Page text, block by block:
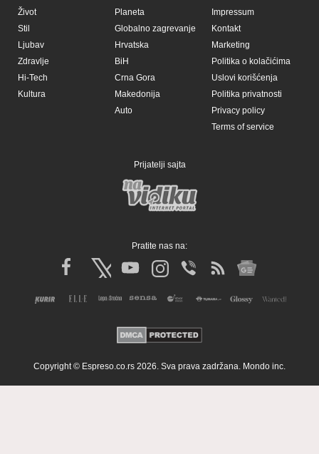
Život
Stil
Ljubav
Zdravlje
Hi-Tech
Kultura
Planeta
Globalno zagrevanje
Hrvatska
BiH
Crna Gora
Makedonija
Auto
Impressum
Kontakt
Marketing
Politika o kolačićima
Uslovi korišćenja
Politika privatnosti
Privacy policy
Terms of service
Prijatelji sajta
Pratite nas na:
Copyright © Espreso.co.rs 2026. Sva prava zadržana. Mondo inc.